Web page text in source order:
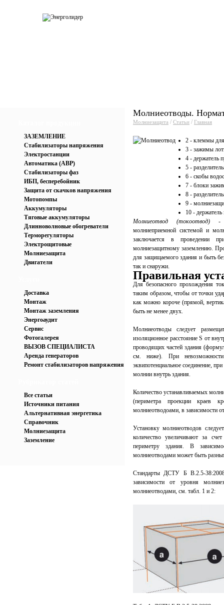
ЗАЗЕМЛЕНИЕ
Стабилизаторы напряжения
Электростанции
Автоматика (АВР)
Стабилизаторы фаз
ИБП, бесперебойник
Защита от скачков напряжения
Мотопомпы
Аккумуляторы
Тяговые аккумуляторы
Длинноволновые обогреватели
Терморегуляторы
Электрощитовые
Молниезащита
Двигатели
Доставка
Монтаж
Монтаж заземления
Энергоаудит
Сервис
Фотогалерея
ВЫЗОВ СПЕЦИАЛИСТА
Аренда генераторов
Ремонт стабилизаторов напряжения
Все статьи
Источники питания
Альтернативная энергетика
Справочник
Молниезащита
Заземление
Молниеотводы.
Молниезащита / Статьи / Главная
2 - клеммы
3 - зажимы
4 - держатель
5 -
6 - скобы
7 - блоки
8 -
9 -
10 -
Молниеотвод (токоотвод)-
молниеприемной системой и
заключается в проведении
молниезащитному заземлению.
для защищаемого здания и быть
так и снаружи.
Правильная
Для безопасного прохождения
таким образом, чтобы от точки
как можно короче (прямой,
быть не менее двух.
Молниеотводы следует
изоляционное расстояние S от
проводящих частей здания
см. ниже). При
эквипотенциальное соединение,
молнии внутрь здания.
Количество устанавливаемых
(периметра проекции краев
молниеотводоами, в зависимости
Установку молниеотводов
количество увеличивают за
периметру здания. В
молниеотводами может быть
Стандарты ДСТУ Б В.2.5-
зависимости от уровня
молниеотводами, см. табл. 1 и 2: